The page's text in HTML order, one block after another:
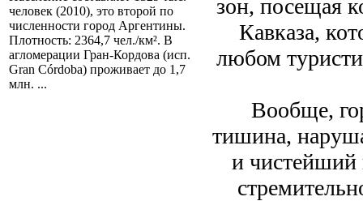
человек (2010), это второй по
численности город Аргентины.
Плотность: 2364,7 чел./км². В
агломерации Гран-Кордова (исп.
Gran Córdoba) проживает до 1,7
млн. ...
зон, посещая
Кавказа,
любом
Вообще,
тишина,
и чистейший